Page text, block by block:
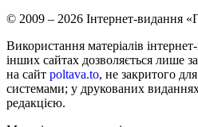
© 2009 – 2026 Інтернет-видання
Використання матеріалів
інших сайтах дозволяється лише
на сайт poltava.to, не закритого
системами; у друкованих
редакцією.